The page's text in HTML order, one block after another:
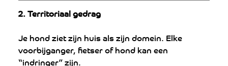
2. Territoriaal gedrag
Je hond ziet zijn huis als zijn domein. Elke
voorbijganger, fietser of hond kan een
“indringer” zijn.